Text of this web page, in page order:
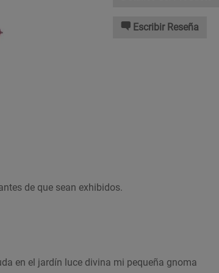
Escribir Reseña
de que sean exhibidos.
en el jardín luce divina mi pequeña gnoma